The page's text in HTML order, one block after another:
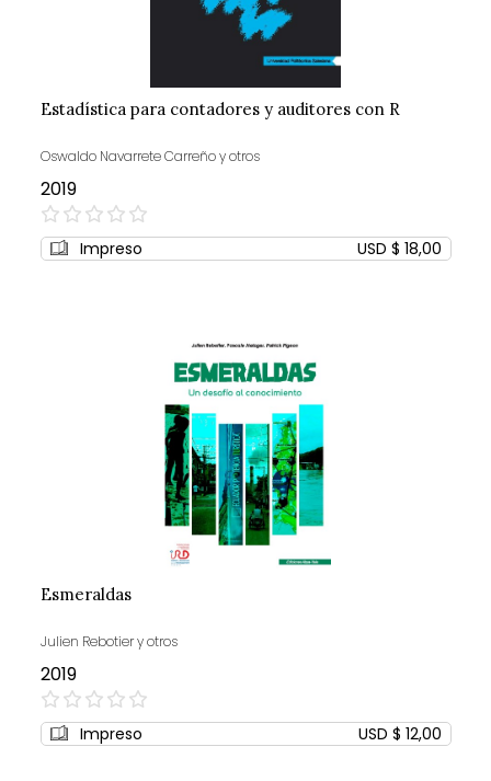
Estadística para contadores y auditores con R
Oswaldo Navarrete Carreño y otros
2019
0%
Impreso USD $ 18,00
Esmeraldas
Julien Rebotier y otros
2019
0%
Impreso USD $ 12,00